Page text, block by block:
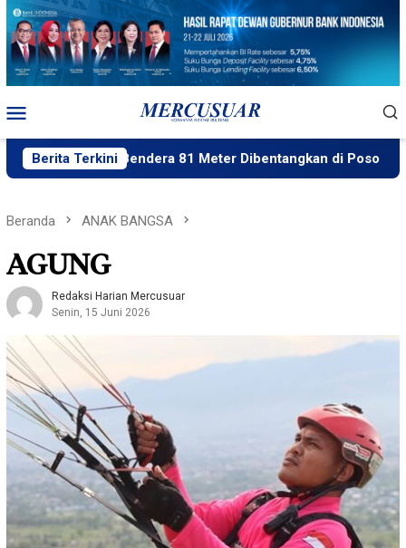
Loncat
konten
Mobile
Berita Terkini
Bendera 81 Meter Dibentangkan di Poso
Beranda ANAK BANGSA
AGUNG
Redaksi Harian Mercusuar
Senin, 15 Juni 2026